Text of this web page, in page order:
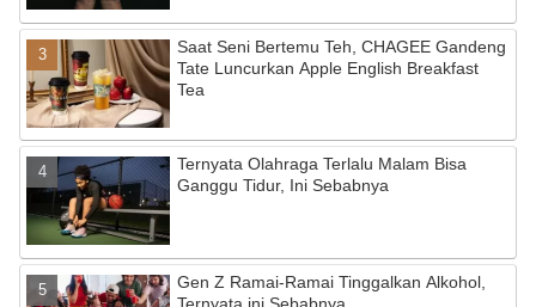
a
n
n
el
Saat Seni Bertemu Teh, CHAGEE Gandeng
Tate Luncurkan Apple English Breakfast
Tea
Ternyata Olahraga Terlalu Malam Bisa
Ganggu Tidur, Ini Sebabnya
Gen Z Ramai-Ramai Tinggalkan Alkohol,